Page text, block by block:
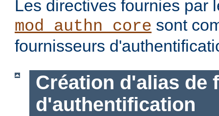
Les directives fournies par
mod_authn_core sont
fournisseurs
Création d'alias de
d'authentification